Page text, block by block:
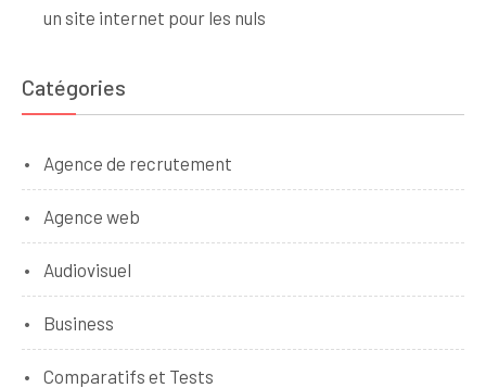
un site internet pour les nuls
Catégories
Agence de recrutement
Agence web
Audiovisuel
Business
Comparatifs et Tests